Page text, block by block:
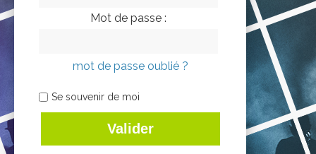
Mot de passe :
mot de passe oublié ?
Se souvenir de moi